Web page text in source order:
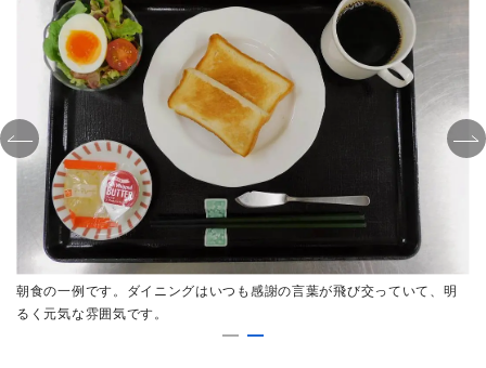
朝食の一例です。ダイニングはいつも感謝の言葉が飛び交っていて、明
るく元気な雰囲気です。